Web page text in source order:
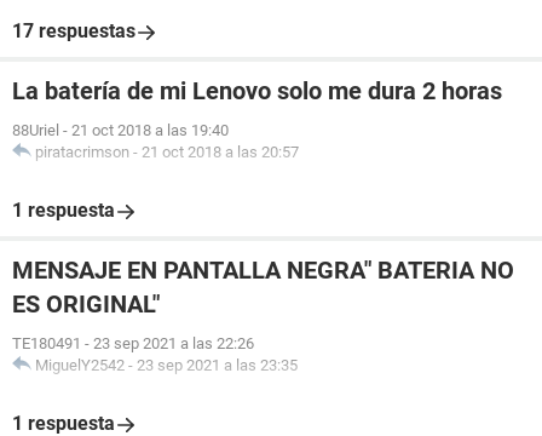
17 respuestas
La batería de mi Lenovo solo me dura 2 horas
88Uriel - 21 oct 2018 a las 19:40
piratacrimson - 21 oct 2018 a las 20:57
1 respuesta
MENSAJE EN PANTALLA NEGRA" BATERIA NO
ES ORIGINAL"
TE180491 - 23 sep 2021 a las 22:26
MiguelY2542 - 23 sep 2021 a las 23:35
1 respuesta